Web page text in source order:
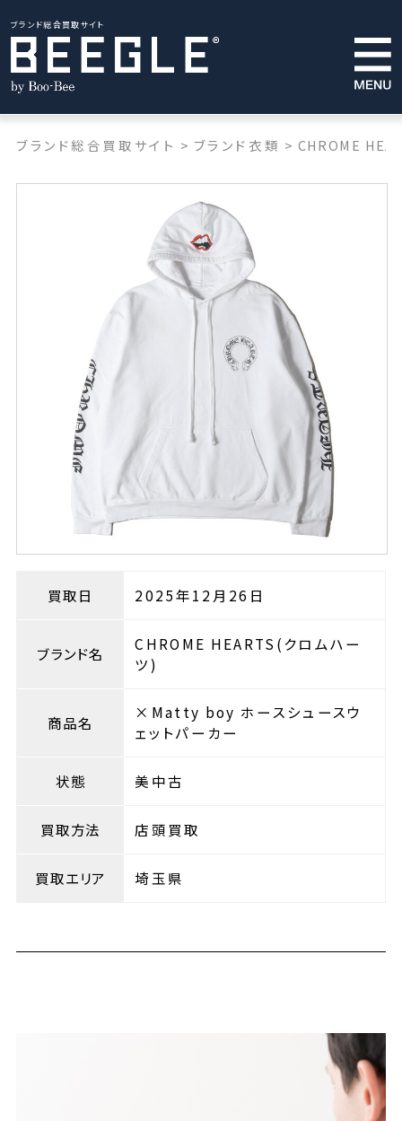
ブランド総合買取サイト
ブランド総合買取サイト > ブランド衣類 > CHROME
買取日 2025年12月26日
ブランド名
CHROME HEARTS(クロムハー
ツ)
商品名
×Matty boy ホースシュースウ
ェットパーカー
状態 美中古
買取方法 店頭買取
買取エリア 埼玉県